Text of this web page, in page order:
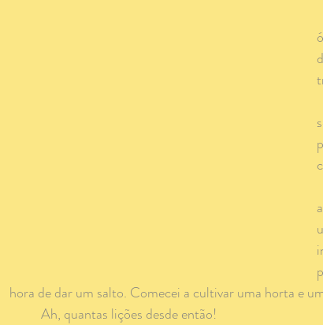
hora de dar um salto. Comecei a cultivar uma horta e
	Ah, quantas lições desde então!